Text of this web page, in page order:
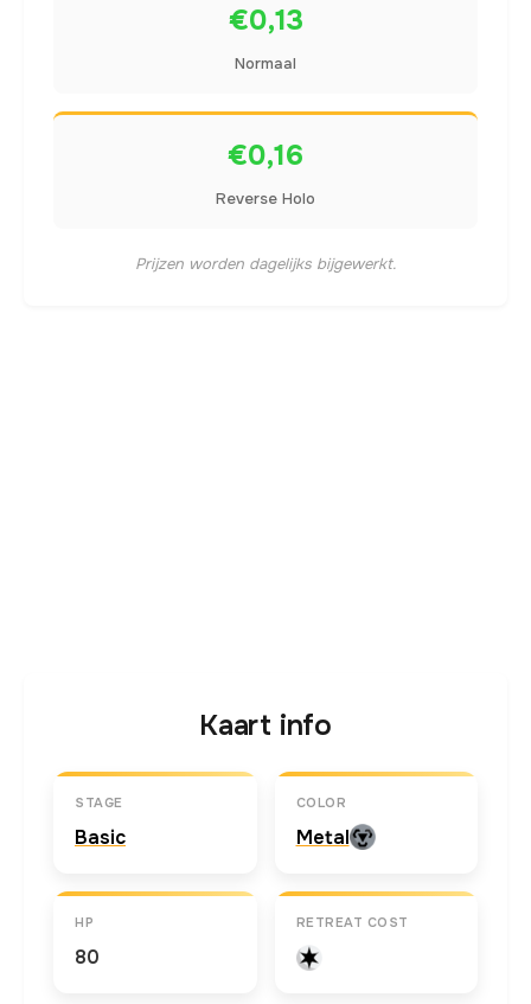
€0,13
Normaal
€0,16
Reverse Holo
Prijzen worden dagelijks bijgewerkt.
Kaart info
STAGE
Basic
COLOR
Metal
HP
80
RETREAT COST